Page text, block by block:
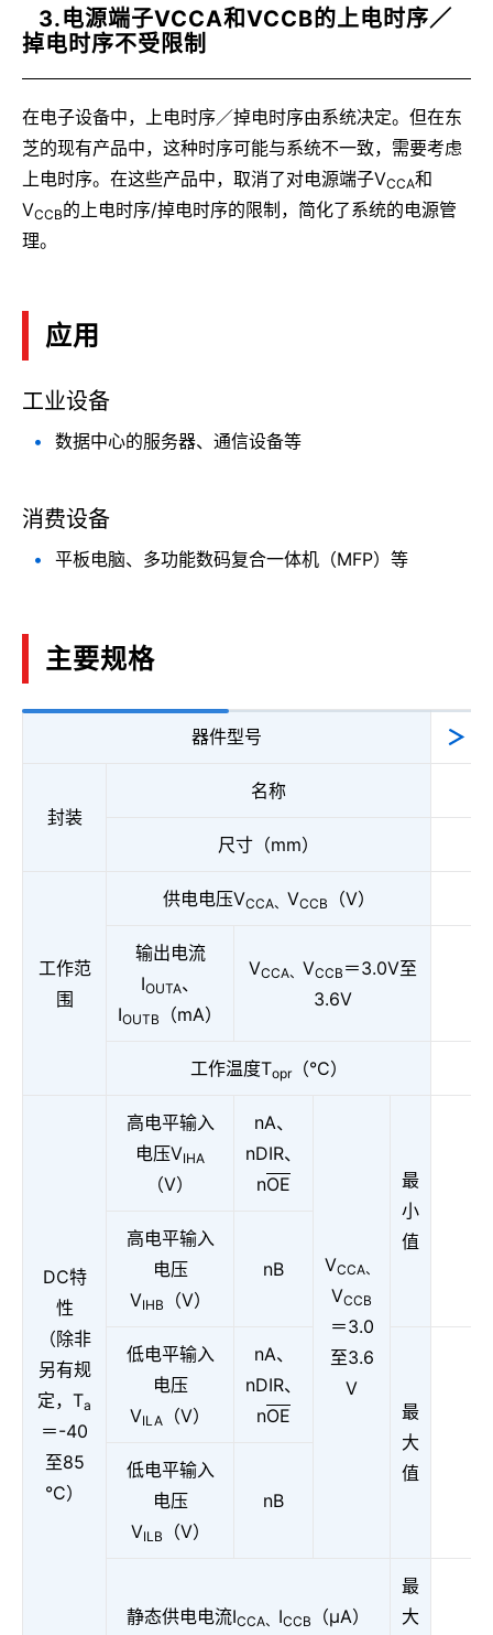
3.电源端子VCCA和VCCB的上电时序／
掉电时序不受限制
在电子设备中，上电时序／掉电时序由系统决定。但在东
芝的现有产品中，这种时序可能与系统不一致，需要考虑
上电时序。在这些产品中，取消了对电源端子VCCA和
VCCB的上电时序/掉电时序的限制，简化了系统的电源管
理。
应用
工业设备
数据中心的服务器、通信设备等
消费设备
平板电脑、多功能数码复合一体机（MFP）等
主要规格
器件型号
封装
名称
尺寸（mm）
工作范
围
供电电压VCCA、 VCCB （V）
输出电流
IOUTA、
IOUTB （mA）
VCCA、 VCCB ＝3.0V至
3.6V
工作温度Topr（°C）
DC特
性
（除非
另有规
定，Ta
＝-40
至85
°C）
高电平输入
电压VIHA
（V）
nA、
nDIR、
nOE
VCCA、
VCCB
＝3.0
至3.6
V
最
小
值
高电平输入
电压
VIHB （V）
nB
低电平输入
电压
VILA （V）
nA、
nDIR、
nOE
最
大
值
低电平输入
电压
VILB （V）
nB
静态供电电流ICCA、 ICCB （μA）
最
大